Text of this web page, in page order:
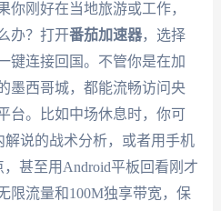
你刚好在当地旅游或工作，
办？打开番茄加速器，选择
键连接回国。不管你是在加
墨西哥城，都能流畅访问央
台。比如中场休息时，你可
解说的战术分析，或者用手机
甚至用Android平板回看刚才
流量和100M独享带宽，保